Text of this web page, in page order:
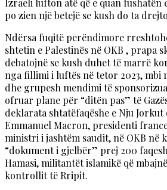
Izraeli lufton atë që e quan fushatën
po zien një betejë se kush do ta
Ndërsa fuqitë perëndimore
shtetin e Palestinës në OKB , prapa
debatojnë se kush duhet të marrë
nga fillimi i luftës në tetor 2023, mbi
dhe grupesh mendimi të
ofruar plane për “ditën pas” të
deklarata shtatëfaqëshe e Nju Jorkut
Emmanuel Macron, presidenti
ministri i jashtëm saudit, në OKB në
“dokument i gjelbër” prej 200
Hamasi, militantët islamikë që
kontrollit të Rripit.